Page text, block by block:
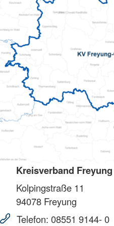
Kreisverband
Kolpingstraße 11
94078 Freyung
Telefon: 08551 9144- 0